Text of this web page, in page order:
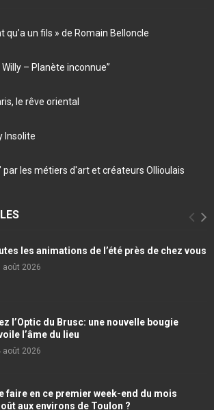
qu’a un fils » de Romain Belloncle
– Planète inconnue”
le rêve oriental
Insolite
les métiers d'art et créateurs Ollioulais
les animations de l’été près de chez vous
août 2026
l’Optic du Brusc: une nouvelle bougie
l’âme du lieu
août 2026
faire en ce premier week-end du mois
aux environs de Toulon ?